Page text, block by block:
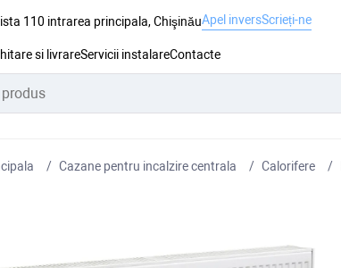
110 intrarea principala, ChişinăuApel inversScrieți-ne
si livrareServicii instalareContacte
Cazane pentru incalzire centrala Сalorifere